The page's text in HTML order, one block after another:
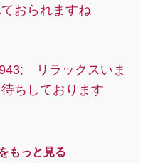
おられますね
リラックスいま
ちしております
もっと見る